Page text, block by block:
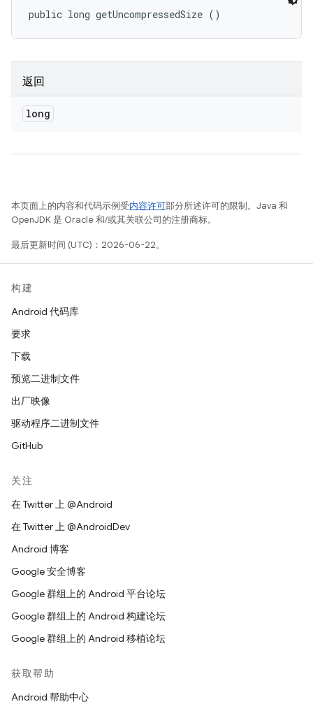
public long getUncompressedSize ()
返回
long
本页面上的内容和代码示例受内容许可部分所述许可的限制。Java 和
OpenJDK 是 Oracle 和/或其关联公司的注册商标。
最后更新时间 (UTC)：2026-06-22。
构建
Android 代码库
要求
下载
预览二进制文件
出厂映像
驱动程序二进制文件
GitHub
关注
在 Twitter 上 @Android
在 Twitter 上 @AndroidDev
Android 博客
Google 安全博客
Google 群组上的 Android 平台论坛
Google 群组上的 Android 构建论坛
Google 群组上的 Android 移植论坛
获取帮助
Android 帮助中心